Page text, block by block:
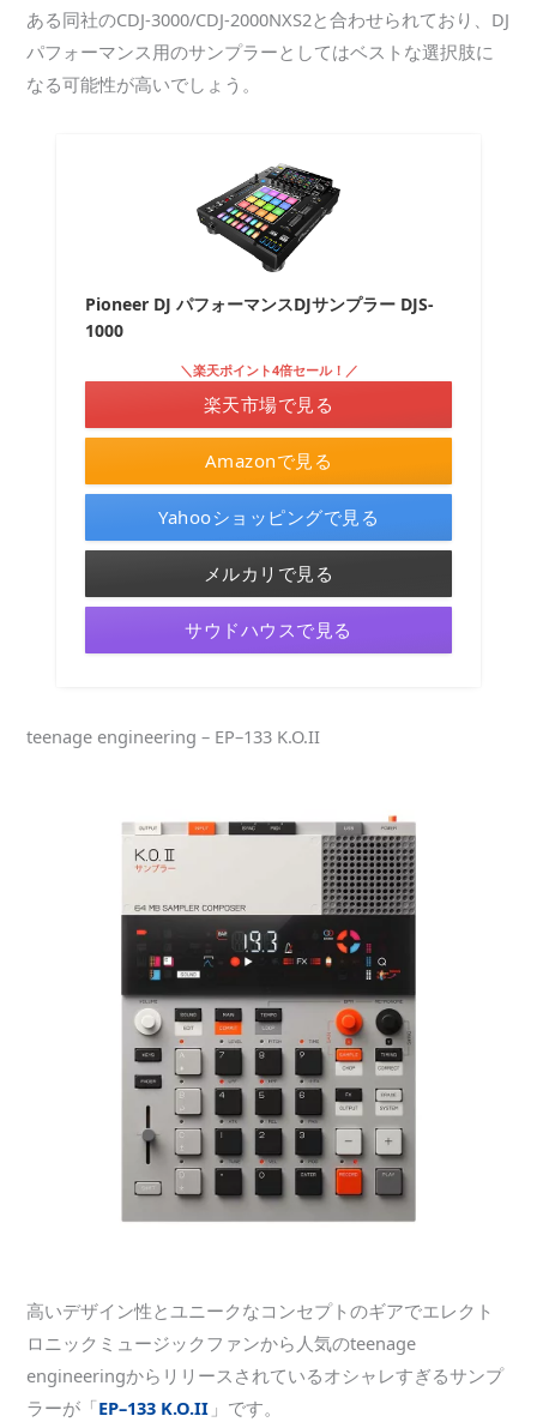
ある同社のCDJ-3000/CDJ-2000NXS2と合わせられており、DJ
パフォーマンス用のサンプラーとしてはベストな選択肢に
なる可能性が高いでしょう。
Pioneer DJ パフォーマンスDJサンプラー DJS-
1000
Amazonで見る
＼楽天ポイント4倍セール！／
楽天市場で見る
Yahooショッピングで見る
メルカリで見る
サウドハウスで見る
teenage engineering – EP–133 K.O.II
高いデザイン性とユニークなコンセプトのギアでエレクト
ロニックミュージックファンから人気のteenage
engineeringからリリースされているオシャレすぎるサンプ
ラーが「EP–133 K.O.II 」です。